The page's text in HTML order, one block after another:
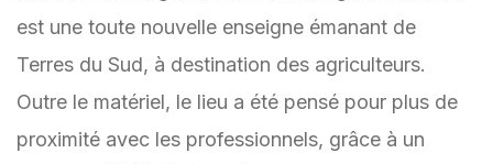
est une toute nouvelle enseigne émanant de
Terres du Sud, à destination des agriculteurs.
Outre le matériel, le lieu a été pensé pour plus de
proximité avec les professionnels, grâce à un